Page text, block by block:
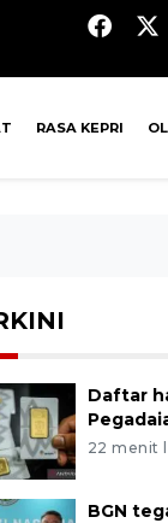
RASA KEPRI
Daftar
22 menit
BGN